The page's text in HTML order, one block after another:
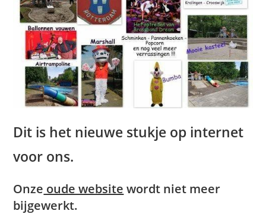
Dit is het nieuwe stukje op internet
voor ons.
Onze oude website wordt niet meer
bijgewerkt.